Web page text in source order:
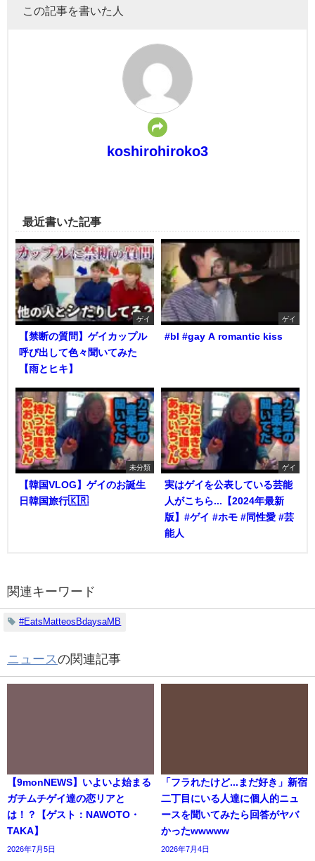
この記事を書いた人
koshirohiroko3
最近書いた記事
ゲイ
【禁断の質問】ゲイカップル
呼び出して色々聞いてみた
【雨とヒキ】
ゲイ
#bl #gay A romantic kiss
未分類
【韓国VLOG】ゲイのお誕生
日韓国旅行🇰🇷
ゲイ
実はゲイを公表している芸能
人がこちら...【2024年最新
版】#ゲイ #ホモ #同性愛 #芸
能人
関連キーワード
#EatsMatteosBdaysaMB
ニュースの関連記事
【9monNEWS】いよいよ始まる
ガチムチゲイ達の恋リアと
は！？【ゲスト：NAWOTO・
TAKA】
2026年7月5日
「フラれたけど...まだ好き」新宿
二丁目にいる人達に個人的ニュ
ースを聞いてみたら回答がヤバ
かったwwwww
2026年7月4日